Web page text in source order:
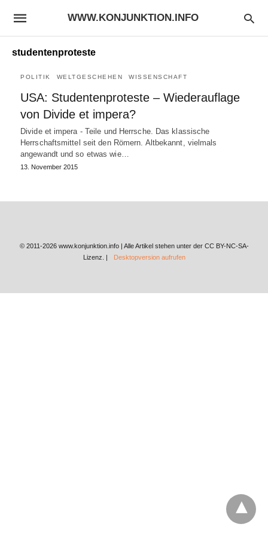
WWW.KONJUNKTION.INFO
studentenproteste
POLITIK WELTGESCHEHEN WISSENSCHAFT
USA: Studentenproteste – Wiederauflage
von Divide et impera?
Divide et impera - Teile und Herrsche. Das klassische
Herrschaftsmittel seit den Römern. Altbekannt, vielmals
angewandt und so etwas wie…
13. November 2015
© 2011-2026 www.konjunktion.info | Alle Artikel stehen unter der CC BY-NC-SA-
Lizenz. |
Desktopversion aufrufen